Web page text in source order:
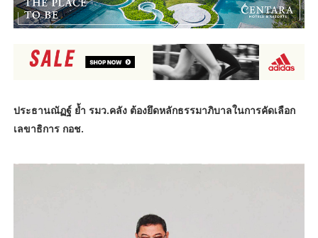
ประธานณัฏฐ์ ย้ำ รมว.คลัง ต้องยึดหลักธรรมาภิบาลในการคัดเลือก
เลขาธิการ กอช.